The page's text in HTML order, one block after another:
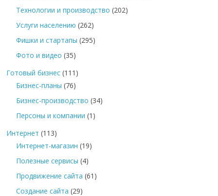
Технологии и производство (202)
Услуги населению (262)
Фишки и стартапы (295)
Фото и видео (35)
Готовый бизнес (111)
Бизнес-планы (76)
Бизнес-производство (34)
Персоны и компании (1)
Интернет (113)
Интернет-магазин (19)
Полезные сервисы (4)
Продвижение сайта (61)
Создание сайта (29)